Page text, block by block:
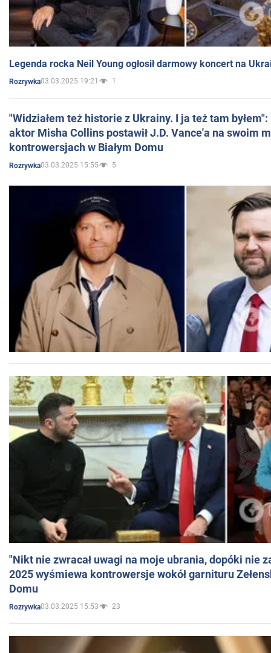
Legenda rocka Neil Young ogłosił darmowy koncert na
Rozrywka03.03.2025 19:21 1
"Widziałem też historie z Ukrainy. I ja też tam
aktor Misha Collins postawił J.D. Vance'a na swoim
kontrowersjach w Białym Domu
Rozrywka03.03.2025 15:55 5
"Nikt nie zwracał uwagi na moje ubrania, dopóki nie
2025 wyśmiewa kontrowersje wokół garnituru
Domu
Rozrywka03.03.2025 15:53 23